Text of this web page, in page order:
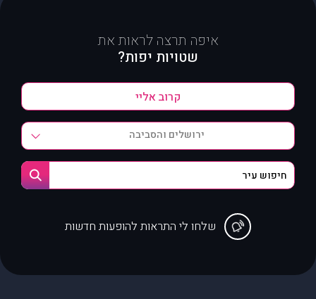
איפה תרצה לראות את
שטויות יפות?
ירושלים והסביבה
שלחו לי התראות להופעות חדשות